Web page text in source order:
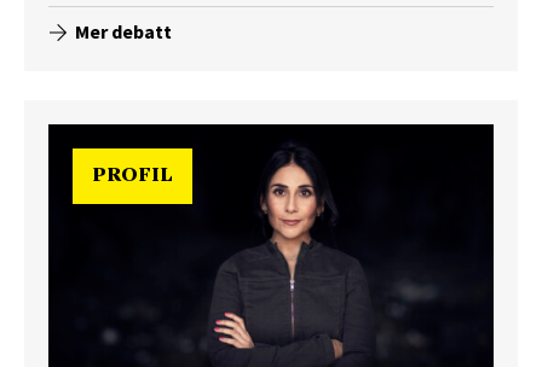
Mer debatt
PROFIL